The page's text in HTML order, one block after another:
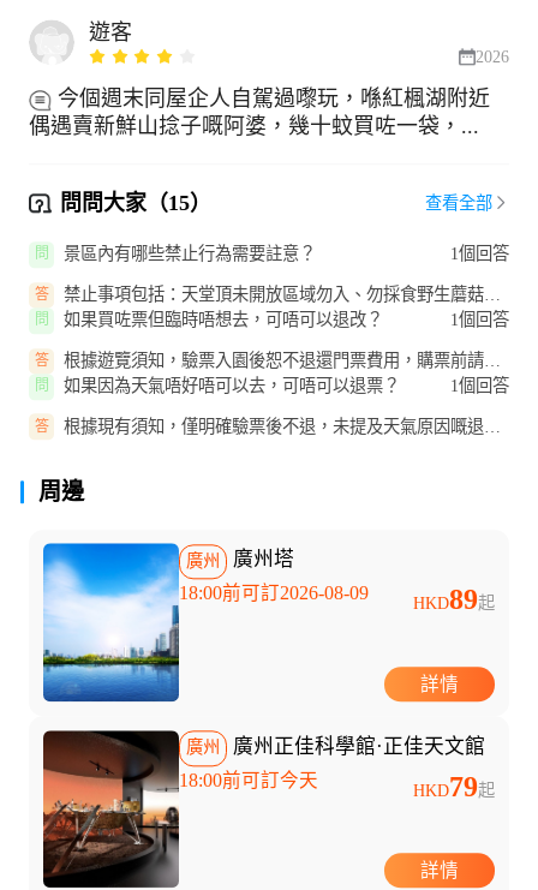
遊客
2026
今個週末同屋企人自駕過嚟玩，喺紅楓湖附近
偶遇賣新鮮山捻子嘅阿婆，幾十蚊買咗一袋，...
問問大家（15） 查看全部
問 景區內有哪些禁止行為需要註意？ 1個回答
答
禁止事項包括：天堂頂未開放區域勿入、勿採食野生蘑菇、
溪流水域禁遊泳、禁帶火種、禁...
問 如果買咗票但臨時唔想去，可唔可以退改？ 1個回答
答
根據遊覽須知，驗票入園後恕不退還門票費用，購票前請詳
細了解景區情況再決定。
問 如果因為天氣唔好唔可以去，可唔可以退票？ 1個回答
答
根據現有須知，僅明確驗票後不退，未提及天氣原因嘅退改
周邊
廣州 廣州塔
18:00前可訂2026-08-09 HKD89起
詳情
廣州 廣州正佳科學館·正佳天文館
18:00前可訂今天 HKD79起
詳情